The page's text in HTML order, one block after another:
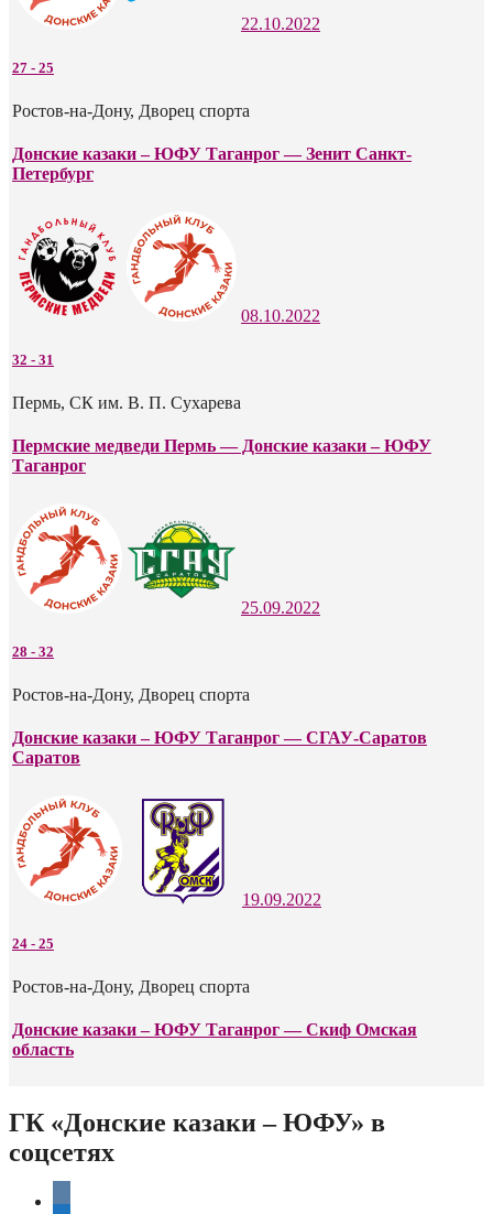
22.10.2022
27 - 25
Ростов-на-Дону, Дворец спорта
Донские казаки – ЮФУ Таганрог — Зенит Санкт-
Петербург
08.10.2022
32 - 31
Пермь, СК им. В. П. Сухарева
Пермские медведи Пермь — Донские казаки – ЮФУ
Таганрог
25.09.2022
28 - 32
Ростов-на-Дону, Дворец спорта
Донские казаки – ЮФУ Таганрог — СГАУ-Саратов
Саратов
19.09.2022
24 - 25
Ростов-на-Дону, Дворец спорта
Донские казаки – ЮФУ Таганрог — Скиф Омская
область
ГК «Донские казаки – ЮФУ» в
соцсетях